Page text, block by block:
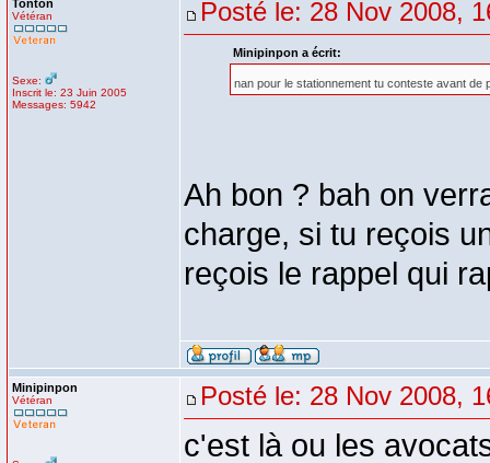
Tonton
Vétéran
Sexe:
Inscrit le: 23 Juin 2005
Messages: 5942
Posté le: 28 Nov 2008,
Minipinpon a écrit:
nan pour le stationnement tu conteste avant
Ah bon ? bah on
charge, si tu reçois
reçois le rappel qui
Minipinpon
Vétéran Posté le: 28 Nov 2008,
c'est là ou les